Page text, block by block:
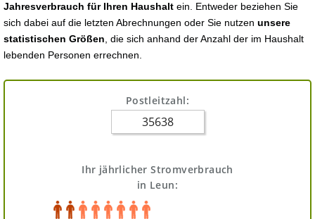
Jahresverbrauch für Ihren Haushalt ein. Entweder beziehen Sie
sich dabei auf die letzten Abrechnungen oder Sie nutzen unsere
statistischen Größen , die sich anhand der Anzahl der im Haushalt
lebenden Personen errechnen.
Postleitzahl:
Ihr jährlicher Stromverbrauch
in Leun: